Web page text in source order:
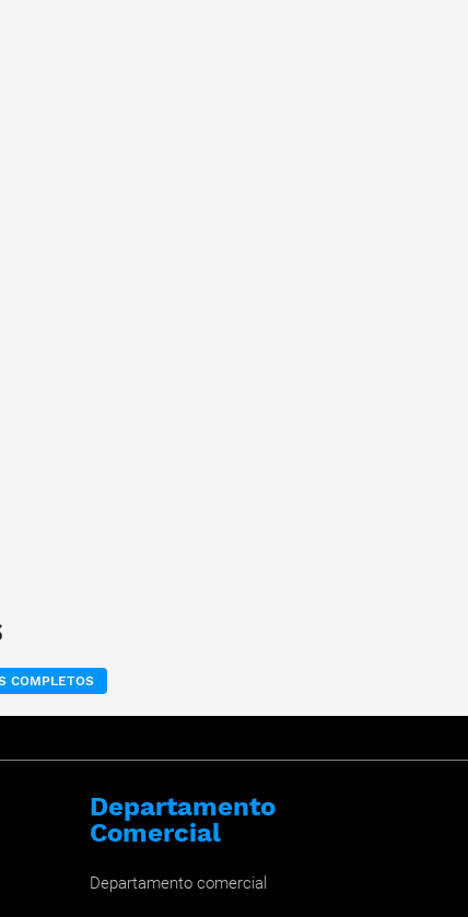
COMPLETOS
Departamento
Comercial
Departamento comercial